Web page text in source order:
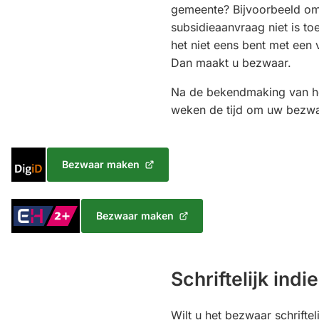
gemeente? Bijvoorbeeld
subsidieaanvraag niet is
het niet eens bent met een
Dan maakt u bezwaar.
Na de bekendmaking van
weken de tijd om uw
met
Bezwaar maken
(Verwijst
een
externe
website)
Inloggen
met
Bezwaar maken
(Verwijst
Schriftelijk
Wilt u het bezwaar